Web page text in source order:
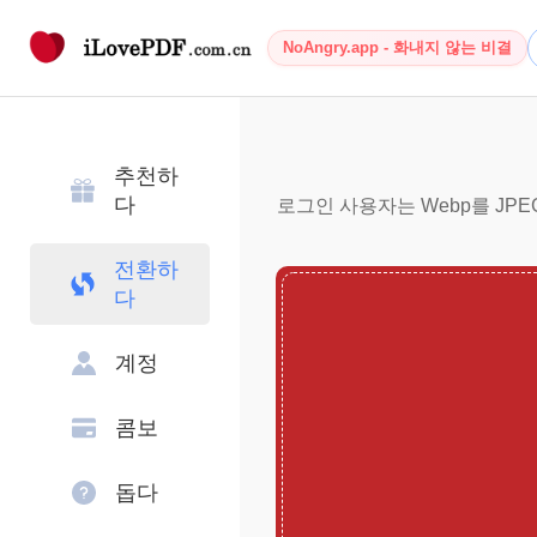
NoAngry.app - 화내지 않는 비결
추천하
다
전환하
다
계정
콤보
돕다
로그인 사용자는 Webp를